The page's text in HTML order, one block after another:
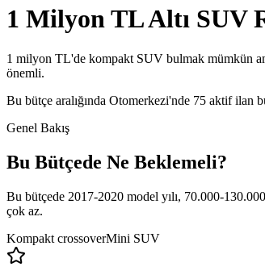
1 Milyon TL Altı SUV
1 milyon TL'de kompakt SUV bulmak mümkün
önemli.
Bu bütçe aralığında Otomerkezi'nde 75 aktif ilan
Genel Bakış
Bu Bütçede Ne Beklemeli?
Bu bütçede 2017-2020 model yılı, 70.000-
çok az.
Kompakt crossoverMini SUV